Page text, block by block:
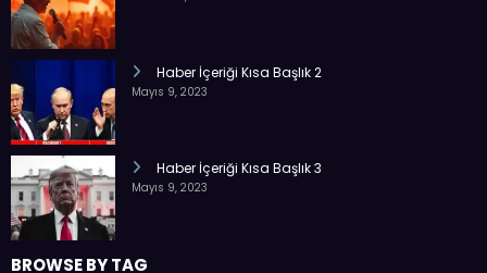
Haber İçeriği Kısa Başlık 2
Mayıs 9, 2023
Haber İçeriği Kısa Başlık 3
Mayıs 9, 2023
BROWSE BY TAG